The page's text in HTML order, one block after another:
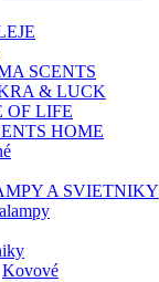
SCENTS
& LUCK
OF LIFE
HOME
A SVIETNIKY
Kovové